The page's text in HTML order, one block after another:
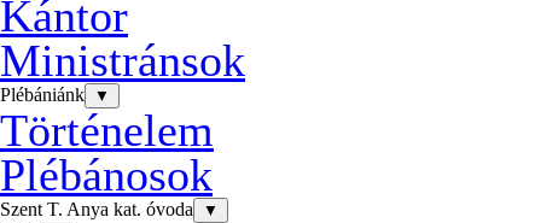
Kántor
Ministránsok
Plébániánk ▼
Történelem
Plébánosok
Szent T. Anya kat. óvoda ▼